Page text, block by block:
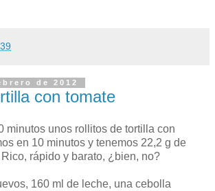
de 2012
con tomate
minutos unos rollitos de tortilla con
en 10 minutos y tenemos 22,2 g de
rápido y barato, ¿bien, no?
160 ml de leche, una cebolla